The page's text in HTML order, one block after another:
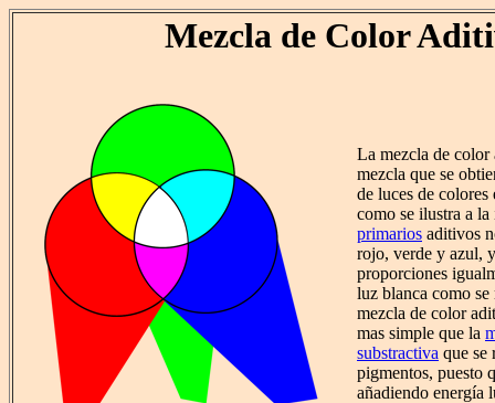
Mezcla de Color
La mezcla de color
mezcla que se
de luces de
como se ilustra a
primarios aditivos
rojo, verde y azul,
proporciones
luz blanca como
mezcla de color
mas simple que la
substractiva que se
pigmentos, puesto
añadiendo energía